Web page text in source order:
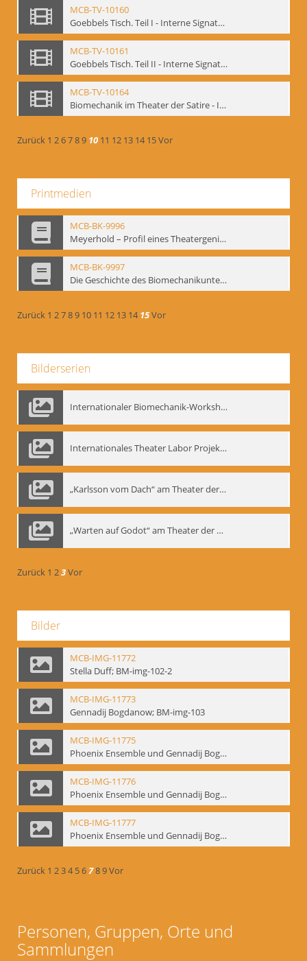
MCB-TV-10160
Goebbels Tisch. Teil I - Interne Signatur: BM-vid-134
MCB-TV-10161
Goebbels Tisch. Teil II - Interne Signatur: BM-vid-135
MCB-TV-10164
Biomechanik im Theater der Satire - Interne Signatur: BM-vid-189
Zurück 1 26789 10 11 12 13 14 15Vor
Printmedien
MCB-BK-9996
Meyerhold – Profil eines Theatergenies. Vortrag. Arbeitsdemonstration - interne Signatur: BM-prt-203
MCB-BK-9997
Die Geschichte des Biomechanikunterrichts im Theater der Satire - interne Signatur: BM-prt-204
Zurück 1 2789 10 11 12 13 14 15Vor
Bilderserien
Internationaler Biomechanik-Workshop, Moskau 1993
Internationales Theater Labor Projekt: Play Don Juan
„Karlsson vom Dach“ am Theater der Satire, Moskau 1985
„Warten auf Godot“ am Theater der Saire, Moskau 1980er
Zurück 1 23Vor
Bilder
MCB-IMG-11772
Stella Duff; BM-img-102-2
MCB-IMG-11773
Gennadij Bogdanow; BM-img-103
MCB-IMG-11775
Phoenix Ensemble und Gennadij Bogdanow; BM-img-105-1
MCB-IMG-11776
Phoenix Ensemble und Gennadij Bogdanow; BM-img-105-2
MCB-IMG-11777
Phoenix Ensemble und Gennadij Bogdanow; BM-img-105-3
Zurück 1 234 56789Vor
Personen, Gruppen, Orte und
Sammlungen